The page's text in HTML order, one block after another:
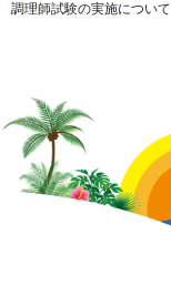
調理師試験の実施について